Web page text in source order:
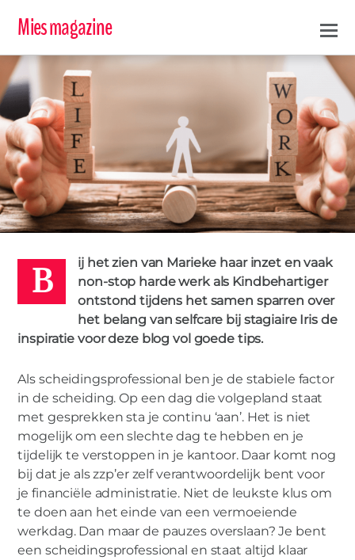
Mies magazine
IRIS 27 APRIL 2021
CARE KINDBEHARTIGER PROFESSIONALS SELFCARE
ZELFSTANDIGEN
ZELFZORG
ZZP ZZPER
0
IN DE KIJKER,MIES PARTNERS,TIPS
Selfcare voor de (zelfstandige)
B
ij het zien van Marieke haar inzet en vaak
non-stop harde werk als Kindbehartiger
ontstond tijdens het samen sparren over
het belang van selfcare bij stagiaire Iris de
inspiratie voor deze blog vol goede tips.
Als scheidingsprofessional ben je de stabiele factor
in de scheiding. Op een dag die volgepland staat
met gesprekken sta je continu ‘aan’. Het is niet
mogelijk om een slechte dag te hebben en je
tijdelijk te verstoppen in je kantoor. Daar komt nog
bij dat je als zzp’er zelf verantwoordelijk bent voor
je financiële administratie. Niet de leukste klus om
te doen aan het einde van een vermoeiende
werkdag. Dan maar de pauzes overslaan? Je bent
een scheidingsprofessional en staat altijd klaar